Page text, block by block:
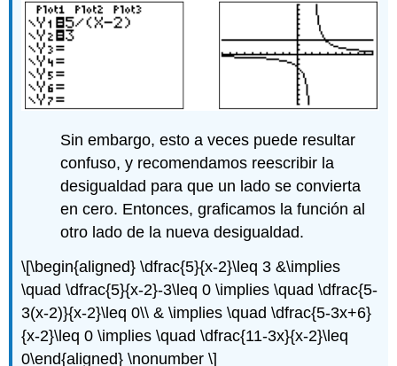
Sin embargo, esto a veces puede resultar
confuso, y recomendamos reescribir la
desigualdad para que un lado se convierta
en cero. Entonces, graficamos la función al
otro lado de la nueva desigualdad.
\[\begin{aligned} \dfrac{5}{x-2}\leq 3 &\implies
\quad \dfrac{5}{x-2}-3\leq 0 \implies \quad \dfrac{5-
3(x-2)}{x-2}\leq 0\\ & \implies \quad \dfrac{5-3x+6}
{x-2}\leq 0 \implies \quad \dfrac{11-3x}{x-2}\leq
0\end{aligned} \nonumber \]